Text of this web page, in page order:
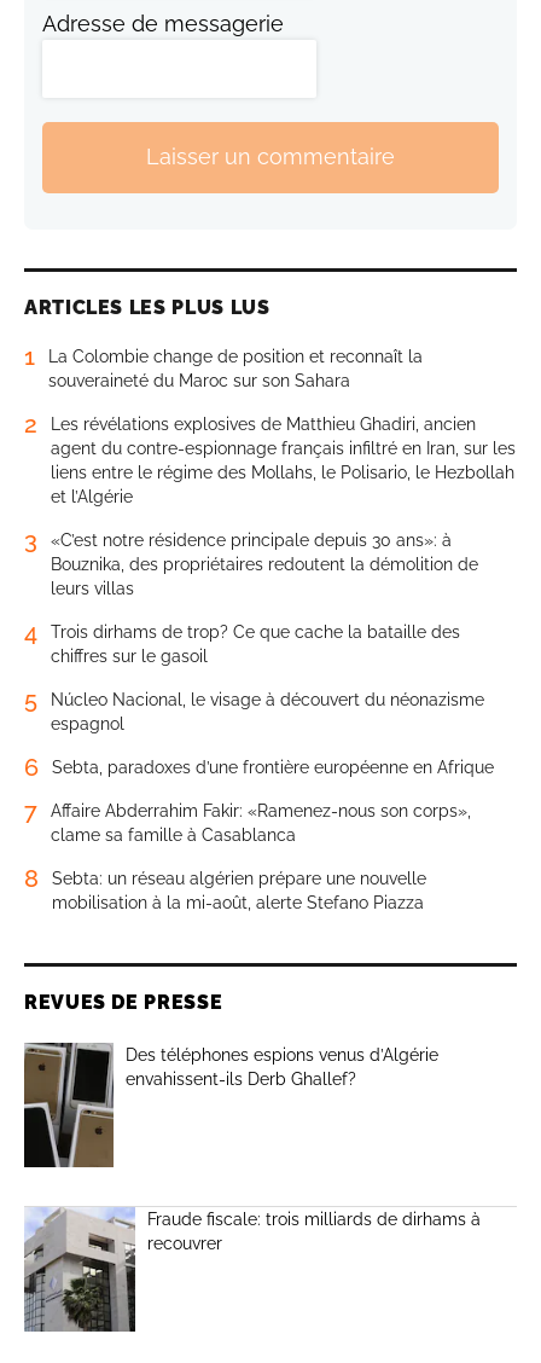
Adresse de messagerie
Laisser un commentaire
ARTICLES LES PLUS LUS
1
La Colombie change de position et reconnaît la
souveraineté du Maroc sur son Sahara
2
Les révélations explosives de Matthieu Ghadiri, ancien
agent du contre-espionnage français infiltré en Iran, sur les
liens entre le régime des Mollahs, le Polisario, le Hezbollah
et l’Algérie
3
«C’est notre résidence principale depuis 30 ans»: à
Bouznika, des propriétaires redoutent la démolition de
leurs villas
4
Trois dirhams de trop? Ce que cache la bataille des
chiffres sur le gasoil
5
Núcleo Nacional, le visage à découvert du néonazisme
espagnol
6 Sebta, paradoxes d’une frontière européenne en Afrique
7
Affaire Abderrahim Fakir: «Ramenez-nous son corps»,
clame sa famille à Casablanca
8
Sebta: un réseau algérien prépare une nouvelle
mobilisation à la mi-août, alerte Stefano Piazza
REVUES DE PRESSE
Des téléphones espions venus d’Algérie
envahissent-ils Derb Ghallef?
Fraude fiscale: trois milliards de dirhams à
recouvrer